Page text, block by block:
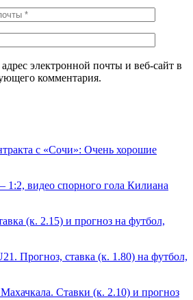
электронной почты и веб-сайт в
комментария.
с «Сочи»: Очень хорошие
видео спорного гола Килиана
(к. 2.15) и прогноз на футбол,
Прогноз, ставка (к. 1.80) на футбол,
Ставки (к. 2.10) и прогноз